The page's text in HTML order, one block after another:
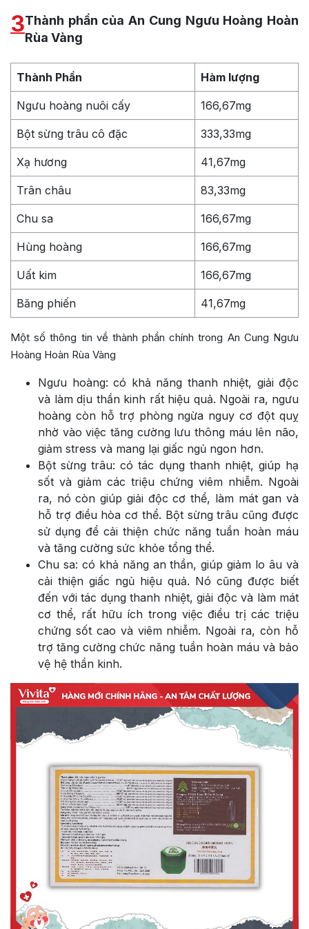
3Thành phần của An Cung Ngưu Hoàng Hoàn
Rùa Vàng
Thành Phần Hàm lượng
Ngưu hoàng nuôi cấy 166,67mg
Bột sừng trâu cô đặc 333,33mg
Xạ hương 41,67mg
Trân châu 83,33mg
Chu sa 166,67mg
Hùng hoàng 166,67mg
Uất kim 166,67mg
Băng phiến 41,67mg
Một số thông tin về thành phần chính trong An Cung Ngưu
Hoàng Hoàn Rùa Vàng
Ngưu hoàng: có khả năng thanh nhiệt, giải độc
và làm dịu thần kinh rất hiệu quả. Ngoài ra, ngưu
hoàng còn hỗ trợ phòng ngừa nguy cơ đột quỵ
nhờ vào việc tăng cường lưu thông máu lên não,
giảm stress và mang lại giấc ngủ ngon hơn.
Bột sừng trâu: có tác dụng thanh nhiệt, giúp hạ
sốt và giảm các triệu chứng viêm nhiễm. Ngoài
ra, nó còn giúp giải độc cơ thể, làm mát gan và
hỗ trợ điều hòa cơ thể. Bột sừng trâu cũng được
sử dụng để cải thiện chức năng tuần hoàn máu
và tăng cường sức khỏe tổng thể.
Chu sa: có khả năng an thần, giúp giảm lo âu và
cải thiện giấc ngủ hiệu quả. Nó cũng được biết
đến với tác dụng thanh nhiệt, giải độc và làm mát
cơ thể, rất hữu ích trong việc điều trị các triệu
chứng sốt cao và viêm nhiễm. Ngoài ra, còn hỗ
trợ tăng cường chức năng tuần hoàn máu và bảo
vệ hệ thần kinh.